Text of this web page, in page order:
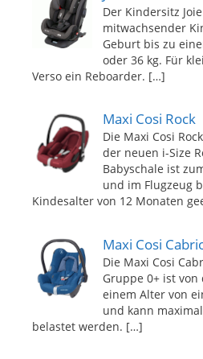
Der Kindersitz
mitwachsender
Geburt bis zu
oder 36 kg. Für
Verso ein Reboarder. […]
Maxi Cosi Rock
Die Maxi Cosi
der neuen i-Size
Babyschale ist
und im Flugzeug
Kindesalter von 12 Monaten
Maxi Cosi
Die Maxi Cosi
Gruppe 0+ ist
einem Alter von
und kann
belastet werden. […]